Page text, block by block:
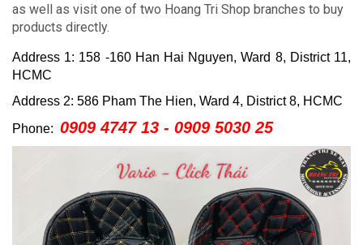
as well as visit one of two Hoang Tri Shop branches to buy
products directly.
Address 1: 158 -160 Han Hai Nguyen, Ward 8, District 11,
HCMC
Address 2: 586 Pham The Hien, Ward 4, District 8, HCMC
Phone: 0909 4747 13 - 0909 5030 25